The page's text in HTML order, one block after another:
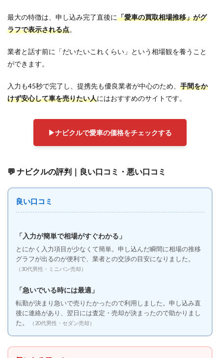
最大の特徴は、申し込み完了直後に「愛車の買取相場推移」がグ
ラフで表示される点。
業者と話す前に「だいたいこれくらい」という相場観を養うこと
ができます。
入力も45秒で完了し、提携先も優良業者が中心のため、 手間をか
けず安心して車を売りたい人にはおすすめのサイトです。
▶︎ナビクルで愛車の価格をチェックする
💬 ナビクルの評判｜良い口コミ・悪い口コミ
良い口コミ
「入力が簡単で相場がすぐわかる」
とにかく入力項目が少なくて簡単。申し込んだ瞬間に相場の推移
グラフが出るのが便利で、業者との交渉の目安になりました。
（30代男性・ミニバン売却）
「急いでいる時には最適」
転勤が決まり急いで売りたかったので利用しました。申し込み直
後に連絡があり、翌日には査定・売却が決まったので助かりまし
た。
（20代男性・セダン売却）